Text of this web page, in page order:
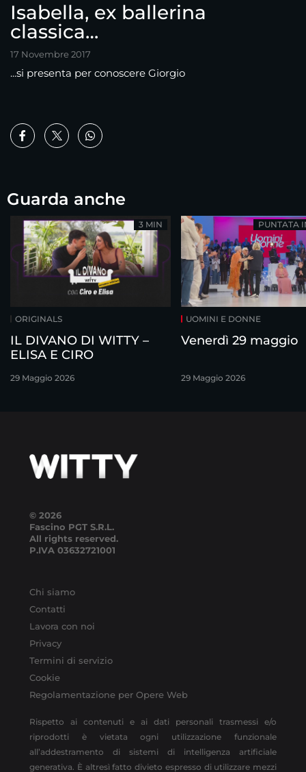
Isabella, ex ballerina
classica…
17 Novembre 2017
...si presenta per conoscere Giorgio
Guarda anche
ORIGINALS
IL DIVANO DI WITTY –
ELISA E CIRO
29 Maggio 2026
3 MIN
UOMINI E DONNE
Venerdì 29 maggio
29 Maggio 2026
PUNTATA
© 2026
Fascino PGT S.R.L.
All rights reserved.
P.IVA 03632721001
Chi siamo
Contatti
Lavora con noi
Privacy
Termini di servizio
Cookie
Regolamentazione per Opere Web
Rispetto ai contenuti e ai dati personali trasmessi e/o
riprodotti è vietata ogni utilizzazione funzionale
all’addestramento di sistemi di intelligenza artificiale
generativa. È altresì fatto divieto espresso di utilizzare mezzi